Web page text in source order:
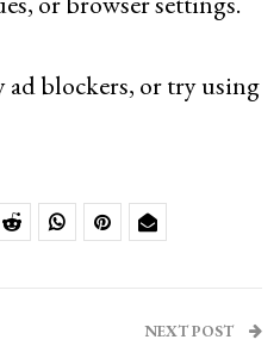
ad blockers, or try using
NEXT POST